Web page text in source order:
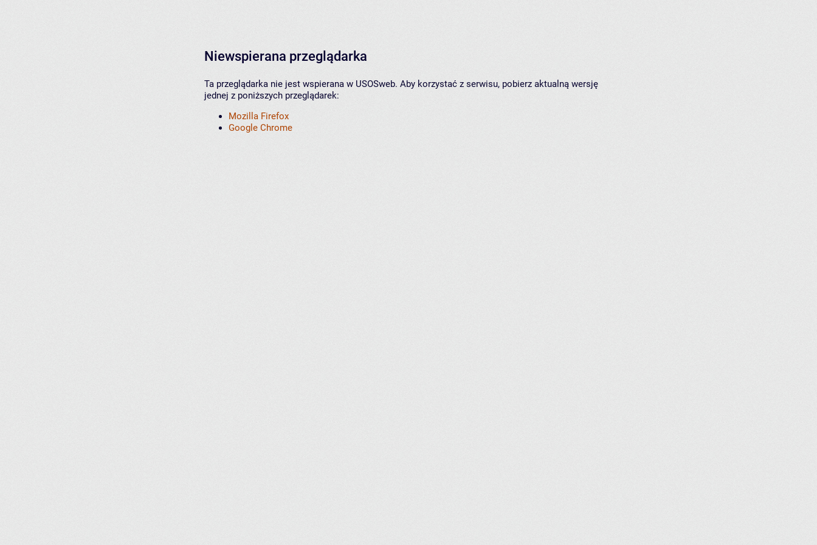
Niewspierana przeglądarka
Ta przeglądarka nie jest wspierana w USOSweb. Aby korzystać z serwisu, pobierz aktualną wersję
jednej z poniższych przeglądarek:
Mozilla Firefox
Google Chrome